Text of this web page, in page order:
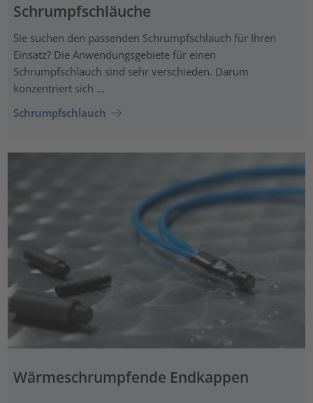
Schrumpfschläuche
Sie suchen den passenden Schrumpfschlauch für Ihren
Einsatz? Die Anwendungsgebiete für einen
Schrumpfschlauch sind sehr verschieden. Darum
konzentriert sich ...
Schrumpfschlauch
Wärmeschrumpfende Endkappen